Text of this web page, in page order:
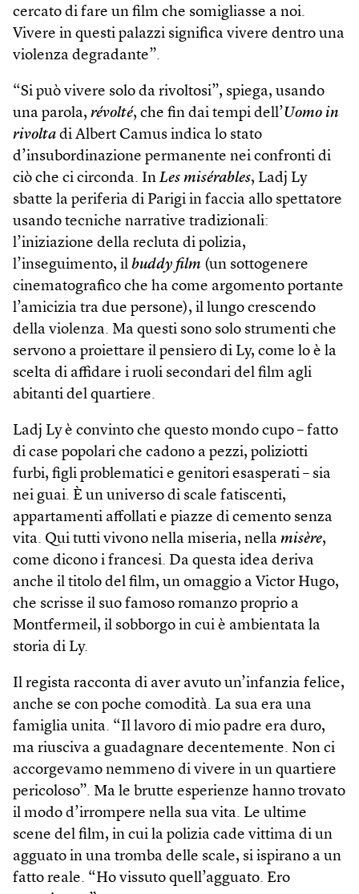
cercato di fare un film che somigliasse a noi.
Vivere in questi palazzi significa vivere dentro una
violenza degradante”.
“Si può vivere solo da rivoltosi”, spiega, usando
una parola, révolté, che fin dai tempi dell’Uomo in
rivolta di Albert Camus indica lo stato
d’insubordinazione permanente nei confronti di
ciò che ci circonda. In Les misérables, Ladj Ly
sbatte la periferia di Parigi in faccia allo spettatore
usando tecniche narrative tradizionali:
l’iniziazione della recluta di polizia,
l’inseguimento, il buddy film (un sottogenere
cinematografico che ha come argomento portante
l’amicizia tra due persone), il lungo crescendo
della violenza. Ma questi sono solo strumenti che
servono a proiettare il pensiero di Ly, come lo è la
scelta di affidare i ruoli secondari del film agli
abitanti del quartiere.
Ladj Ly è convinto che questo mondo cupo – fatto
di case popolari che cadono a pezzi, poliziotti
furbi, figli problematici e genitori esasperati – sia
nei guai. È un universo di scale fatiscenti,
appartamenti affollati e piazze di cemento senza
vita. Qui tutti vivono nella miseria, nella misère,
come dicono i francesi. Da questa idea deriva
anche il titolo del film, un omaggio a Victor Hugo,
che scrisse il suo famoso romanzo proprio a
Montfermeil, il sobborgo in cui è ambientata la
storia di Ly.
Il regista racconta di aver avuto un’infanzia felice,
anche se con poche comodità. La sua era una
famiglia unita. “Il lavoro di mio padre era duro,
ma riusciva a guadagnare decentemente. Non ci
accorgevamo nemmeno di vivere in un quartiere
pericoloso”. Ma le brutte esperienze hanno trovato
il modo d’irrompere nella sua vita. Le ultime
scene del film, in cui la polizia cade vittima di un
agguato in una tromba delle scale, si ispirano a un
fatto reale. “Ho vissuto quell’agguato. Ero